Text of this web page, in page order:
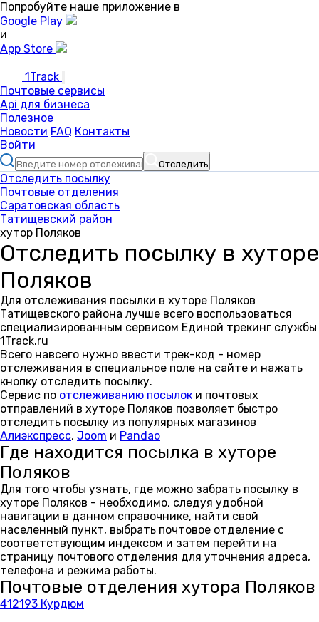
Попробуйте наше приложение в
Google Play
и
App Store
1Track
Почтовые сервисы
Api для бизнеса
Полезное
Новости FAQ Контакты
Войти
Отследить
Отследить посылку
Почтовые отделения
Саратовская область
Татищевский район
хутор Поляков
Отследить посылку в хуторе
Поляков
Для отслеживания посылки в хуторе Поляков
Татищевского района лучше всего воспользоваться
специализированным сервисом Единой трекинг службы
1Track.ru
Всего навсего нужно ввести трек-код - номер
отслеживания в специальное поле на сайте и нажать
кнопку отследить посылку.
Сервис по отслеживанию посылок и почтовых
отправлений в хуторе Поляков позволяет быстро
отследить посылку из популярных магазинов
Алиэкспресс, Joom и Pandao
Где находится посылка в хуторе
Поляков
Для того чтобы узнать, где можно забрать посылку в
хуторе Поляков - необходимо, следуя удобной
навигации в данном справочнике, найти свой
населенный пункт, выбрать почтовое отделение с
соответствующим индексом и затем перейти на
страницу почтового отделения для уточнения адреса,
телефона и режима работы.
Почтовые отделения хутора Поляков
412193 Курдюм